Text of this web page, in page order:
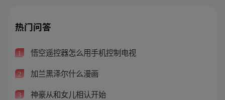
热门问答
1 悟空遥控器怎么用手机控制电视
2 加兰黑泽尔什么漫画
3 神豪从和女儿相认开始